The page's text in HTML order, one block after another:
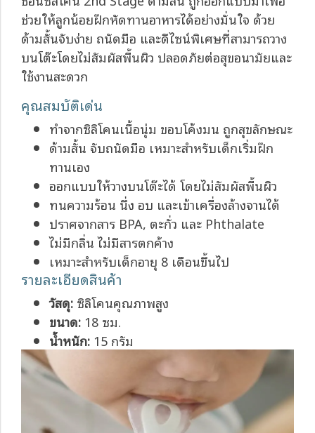
ช่วยให้ลูกน้อยฝึกหัดทานอาหารได้อย่างมั่นใจ ด้วย
ด้ามสั้นจับง่าย ถนัดมือ และดีไซน์พิเศษที่สามารถวาง
บนโต๊ะโดยไม่สัมผัสพื้นผิว ปลอดภัยต่อสุขอนามัยและ
ใช้งานสะดวก
คุณสมบัติเด่น
ทำจากซิลิโคนเนื้อนุ่ม ขอบโค้งมน ถูกสุขลักษณะ
ด้ามสั้น จับถนัดมือ เหมาะสำหรับเด็กเริ่มฝึก
ทานเอง
ออกแบบให้วางบนโต๊ะได้ โดยไม่สัมผัสพื้นผิว
ทนความร้อน นึ่ง อบ และเข้าเครื่องล้างจานได้
ปราศจากสาร BPA, ตะกั่ว และ Phthalate
ไม่มีกลิ่น ไม่มีสารตกค้าง
เหมาะสำหรับเด็กอายุ 8 เดือนขึ้นไป
รายละเอียดสินค้า
วัสดุ: ซิลิโคนคุณภาพสูง
ขนาด: 18 ซม.
น้ำหนัก: 15 กรัม